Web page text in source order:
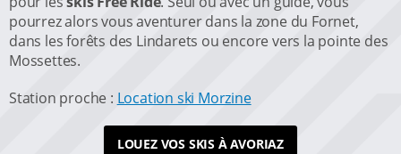
pourrez alors vous aventurer dans la zone du Fornet,
dans les forêts des Lindarets ou encore vers la pointe des
Mossettes.
Station proche : Location ski Morzine
LOUEZ VOS SKIS À AVORIAZ